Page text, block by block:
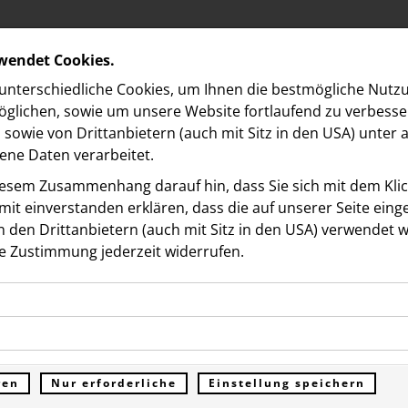
für Wohnprojekt
2 in Wien Donaustadt
Cookies.
Cookies, um Ihnen die best­mögliche
sowie um unsere Website fortlaufend zu
von Drittanbietern (auch mit Sitz in den USA) unter
Daten verarbeitet.
Zusammenhang darauf hin, dass Sie sich mit dem
ein­ver­standen erklären, dass die auf unserer Seite
den Drittanbietern (auch mit Sitz in den USA) verwendet
Zustimmung jederzeit widerrufen.
ermöglichen grundlegende Funktionen und sind für
der Website erforderlich. Diese Cookies
Daten und werden an keine Dritten übermittelt.
erfassen Informationen anonym. Diese Informationen
unsere Besucher unsere Website nutzen.
Nur erforderliche Einstellung speichern